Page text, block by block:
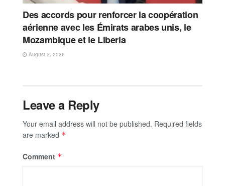
Des accords pour renforcer la coopération
aérienne avec les Émirats arabes unis, le
Mozambique et le Liberia
August 2, 2026
Leave a Reply
Your email address will not be published. Required fields
are marked *
Comment *